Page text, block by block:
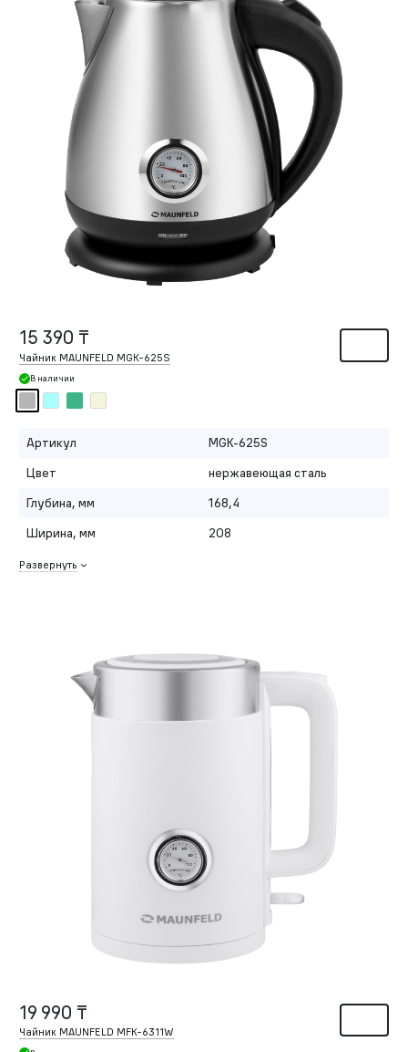
15 390 ₸
Чайник MAUNFELD MGK-625S
В наличии
Артикул
MGK-625S
Цвет
нержавеющая сталь
Глубина, мм
168,4
Ширина, мм
208
Развернуть
19 990 ₸
Чайник MAUNFELD MFK-6311W